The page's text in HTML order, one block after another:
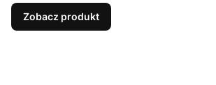
Zobacz produkt